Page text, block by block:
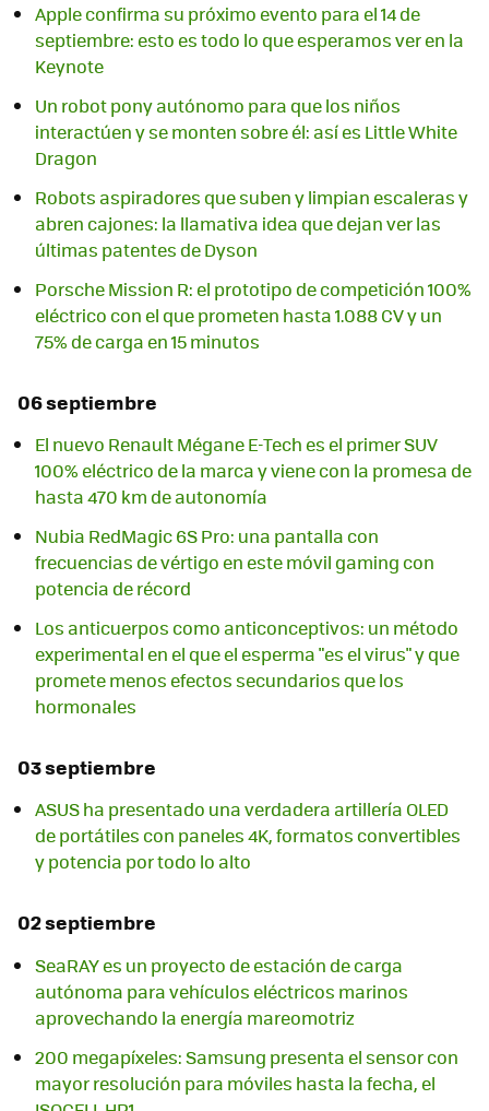
Apple confirma su próximo evento para el 14 de
septiembre: esto es todo lo que esperamos ver en la
Keynote
Un robot pony autónomo para que los niños
interactúen y se monten sobre él: así es Little White
Dragon
Robots aspiradores que suben y limpian escaleras y
abren cajones: la llamativa idea que dejan ver las
últimas patentes de Dyson
Porsche Mission R: el prototipo de competición 100%
eléctrico con el que prometen hasta 1.088 CV y un
75% de carga en 15 minutos
06 septiembre
El nuevo Renault Mégane E-Tech es el primer SUV
100% eléctrico de la marca y viene con la promesa de
hasta 470 km de autonomía
Nubia RedMagic 6S Pro: una pantalla con
frecuencias de vértigo en este móvil gaming con
potencia de récord
Los anticuerpos como anticonceptivos: un método
experimental en el que el esperma "es el virus" y que
promete menos efectos secundarios que los
hormonales
03 septiembre
ASUS ha presentado una verdadera artillería OLED
de portátiles con paneles 4K, formatos convertibles
y potencia por todo lo alto
02 septiembre
SeaRAY es un proyecto de estación de carga
autónoma para vehículos eléctricos marinos
aprovechando la energía mareomotriz
200 megapíxeles: Samsung presenta el sensor con
mayor resolución para móviles hasta la fecha, el